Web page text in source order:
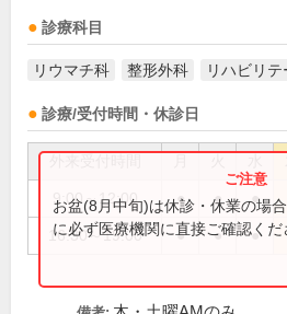
診療科目
リウマチ科 整形外科 リハビリ
診療/受付時間・休診日
9:00～12:00 ● ● ●
16:30～19:00 ● ● ●
お盆(8月中旬)は休診・休業の場
に必ず医療機関に直接ご確認くだ